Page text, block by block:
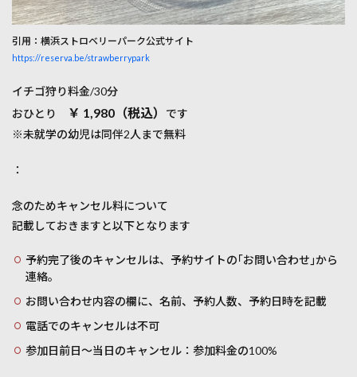
引用：横浜ストロベリーパーク公式サイト
https://reserva.be/strawberrypark
イチゴ狩り料金/30分
おひとり
￥ 1,980（税込）
です
※未就学の幼児は同伴2人まで無料
：
念のためキャンセル料について
記載しておきますと以下となります
予約完了後のキャンセルは、予約サイトの｢お問い合わせ｣から
連絡。
お問い合わせ内容の欄に、名前、予約人数、予約日時を記載
電話でのキャンセルは不可
参加日前日〜当日のキャンセル：参加料金の100%